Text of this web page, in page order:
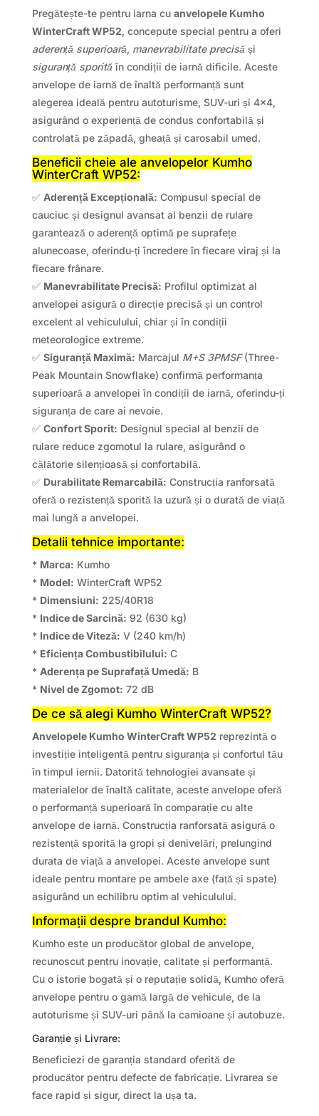
Pregătește-te pentru iarna cu anvelopele Kumho
WinterCraft WP52, concepute special pentru a oferi
aderență superioară, manevrabilitate precisă și
siguranță sporită în condiții de iarnă dificile. Aceste
anvelope de iarnă de înaltă performanță sunt
alegerea ideală pentru autoturisme, SUV-uri și 4×4,
asigurând o experiență de condus confortabilă și
controlată pe zăpadă, gheață și carosabil umed.
Beneficii cheie ale anvelopelor Kumho
WinterCraft WP52:
✅ Aderență Excepțională: Compusul special de
cauciuc și designul avansat al benzii de rulare
garantează o aderență optimă pe suprafețe
alunecoase, oferindu-ți încredere în fiecare viraj și la
fiecare frânare.
✅ Manevrabilitate Precisă: Profilul optimizat al
anvelopei asigură o direcție precisă și un control
excelent al vehiculului, chiar și în condiții
meteorologice extreme.
✅ Siguranță Maximă: Marcajul M+S 3PMSF(Three-
Peak Mountain Snowflake) confirmă performanța
superioară a anvelopei în condiții de iarnă, oferindu-ți
siguranța de care ai nevoie.
✅ Confort Sporit: Designul special al benzii de
rulare reduce zgomotul la rulare, asigurând o
călătorie silențioasă și confortabilă.
✅ Durabilitate Remarcabilă: Construcția ranforsată
oferă o rezistență sporită la uzură și o durată de viață
mai lungă a anvelopei.
Detalii tehnice importante:
* Marca: Kumho
* Model: WinterCraft WP52
* Dimensiuni: 225/40R18
* Indice de Sarcină: 92 (630 kg)
* Indice de Viteză: V (240 km/h)
* Eficiența Combustibilului: C
* Aderența pe Suprafață Umedă: B
* Nivel de Zgomot: 72 dB
De ce să alegi Kumho WinterCraft WP52?
Anvelopele Kumho WinterCraft WP52 reprezintă o
investiție inteligentă pentru siguranța și confortul tău
în timpul iernii. Datorită tehnologiei avansate și
materialelor de înaltă calitate, aceste anvelope oferă
o performanță superioară în comparație cu alte
anvelope de iarnă. Construcția ranforsată asigură o
rezistență sporită la gropi și denivelări, prelungind
durata de viață a anvelopei. Aceste anvelope sunt
ideale pentru montare pe ambele axe (față și spate)
asigurând un echilibru optim al vehiculului.
Informații despre brandul Kumho:
Kumho este un producător global de anvelope,
recunoscut pentru inovație, calitate și performanță.
Cu o istorie bogată și o reputație solidă, Kumho oferă
anvelope pentru o gamă largă de vehicule, de la
autoturisme și SUV-uri până la camioane și autobuze.
Garanție și Livrare:
Beneficiezi de garanția standard oferită de
producător pentru defecte de fabricație. Livrarea se
face rapid și sigur, direct la ușa ta.